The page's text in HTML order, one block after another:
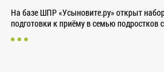
На базе ШПР «Усыновите.ру» открыт
подготовки к приёму в семью подростков